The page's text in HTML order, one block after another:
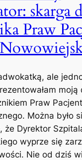
skarga
Praw
ale
moją
Praw
Można było
że Dyrektor
wyprze się
Nie od dziś